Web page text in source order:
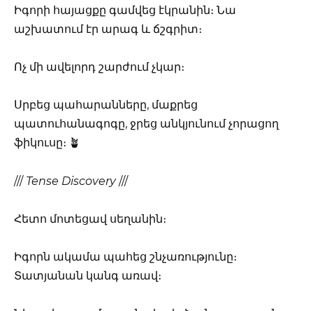
Իգորի հայացքը գամվեց էկրանին։ Նա
աշխատում էր արագ և ճշգրիտ։
Ոչ մի ավելորդ շարժում չկար։
Սրբեց պահարանները, մաքրեց
պատուհանագոգը, ջրեց անկյունում չորացող
ֆիկուսը։ 🪴
/// Tense Discovery///
Հետո մոտեցավ սեղանին։
Իգորն ակամա պահեց շնչառությունը։
Տատյանան կանգ առավ։